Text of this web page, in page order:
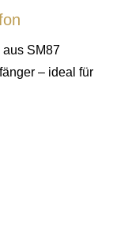
aus SM87
– ideal für